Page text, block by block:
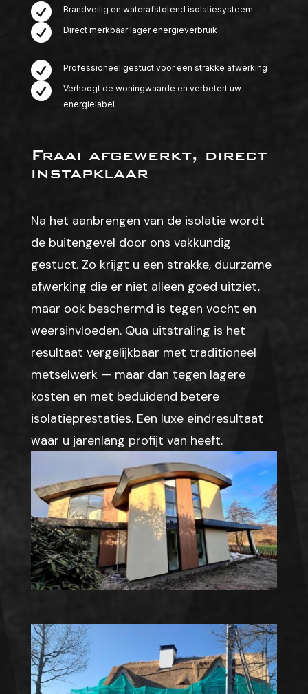
 Brandveilig en waterafstotend isolatiesysteem
 Direct merkbaar lager energieverbruik
 Professioneel gestuct voor een strakke afwerking

Verhoogt de woningwaarde en verbetert uw
energielabel
Fraai afgewerkt, direct
instapklaar
Na het aanbrengen van de isolatie wordt
de buitengevel door ons vakkundig
gestuct. Zo krijgt u een strakke, duurzame
afwerking die er niet alleen goed uitziet,
maar ook beschermd is tegen vocht en
weersinvloeden. Qua uitstraling is het
resultaat vergelijkbaar met traditioneel
metselwerk — maar dan tegen lagere
kosten en met beduidend betere
isolatieprestaties. Een luxe eindresultaat
waar u jarenlang profijt van heeft.